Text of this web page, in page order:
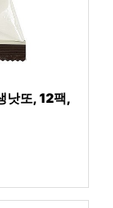
낫또, 12팩,